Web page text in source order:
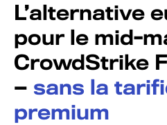
L’alternative
pour le mid-
CrowdStrike
— sans la
premium